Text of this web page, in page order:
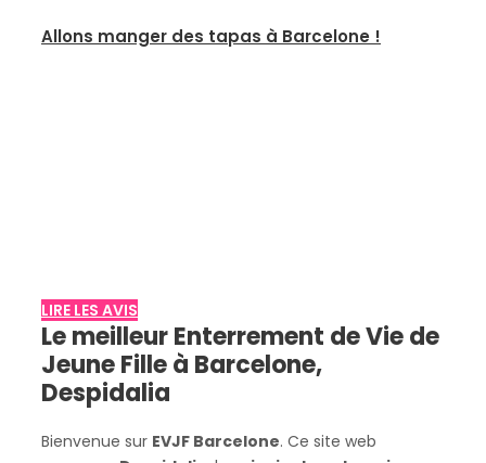
Allons manger des tapas à Barcelone !
LIRE LES AVIS
Le meilleur Enterrement de Vie de
Jeune Fille à Barcelone,
Despidalia
Bienvenue sur EVJF Barcelone. Ce site web